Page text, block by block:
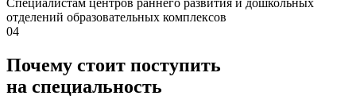
отделений образовательных комплексов
04
Почему стоит поступить
на специальность